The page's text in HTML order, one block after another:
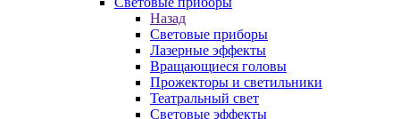
Назад
Световые приборы
Лазерные эффекты
Вращающиеся головы
Прожекторы и светильники
Театральный свет
Световые эффекты